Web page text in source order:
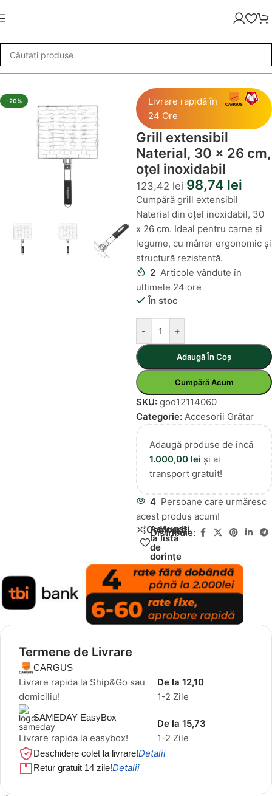
Grătar»Grill extensibil Naterial, 30 x 26 cm, oțel inoxidabil
-20%
Livrare rapidă în
24 Ore
Grill extensibil
Naterial, 30 x 26 cm,
oțel inoxidabil
123,42lei 98,74 lei
Cumpără grill extensibil
Naterial din oțel inoxidabil, 30
x 26 cm. Ideal pentru carne și
legume, cu mâner ergonomic și
structură rezistentă.
2 Articole vândute în
ultimele 24 ore
În stoc
- +
Adaugă În Coș
Cumpără Acum
SKU: god12114060
Categorie: Accesorii Grătar
Adaugă produse de încă
1.000,00 lei și ai
transport gratuit!
4 Persoane care urmăresc
acest produs acum!
Compară
Adăugați
la lista
de
dorințe
Distribuie:
Termene de Livrare
CARGUS
Livrare rapida la Ship&Go sau
domiciliu!
1-2 Zile
De la 12,10
SAMEDAY EasyBox
Livrare rapida la easybox! 1-2 Zile
De la 15,73
Deschidere colet la livrare!Detalii
Retur gratuit 14 zile!Detalii